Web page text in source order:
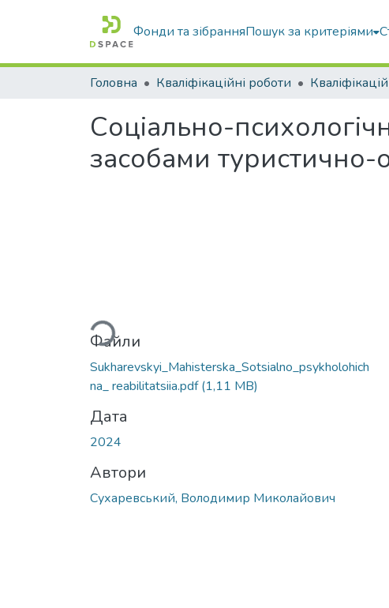
Фонди та зібранняПошук за критеріями
Головна Кваліфікаційні роботи
Соціально-
засобами туристично-
Вантажиться...
Файли
Sukharevskyi_Mahisterska_Sotsialno_psykholohich
na_ reabilitatsiia.pdf(1,11 MB)
Дата
2024
Автори
Сухаревський, Володимир Миколайович